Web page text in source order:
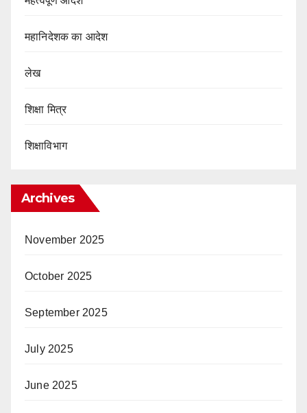
महानिदेशक का आदेश
लेख
शिक्षा मित्र
शिक्षाविभाग
Archives
November 2025
October 2025
September 2025
July 2025
June 2025